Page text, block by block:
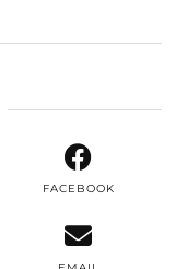
FACEBOOK